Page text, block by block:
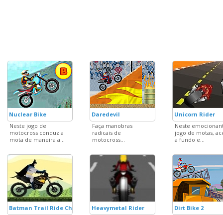
Nuclear Bike
Neste jogo de
motocross conduz a
mota de maneira a...
Daredevil
Faça manobras
radicais de
motocross...
Unicorn Rider
Neste
jogo de motas,
a fundo e...
Batman Trail Ride ChallengeHeavymetal Rider
Dirt Bike 2